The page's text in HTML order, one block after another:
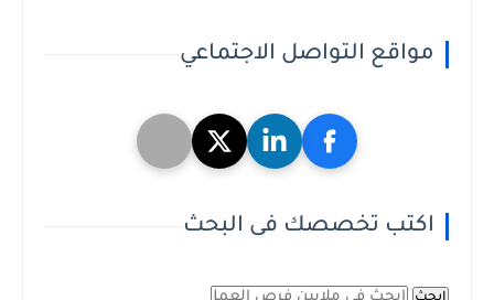
مواقع التواصل الاجتماعي
اكتب تخصصك فى البحث